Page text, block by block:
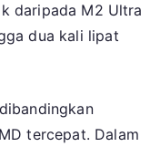
daripada M2 Ultra
dua kali lipat
tercepat. Dalam